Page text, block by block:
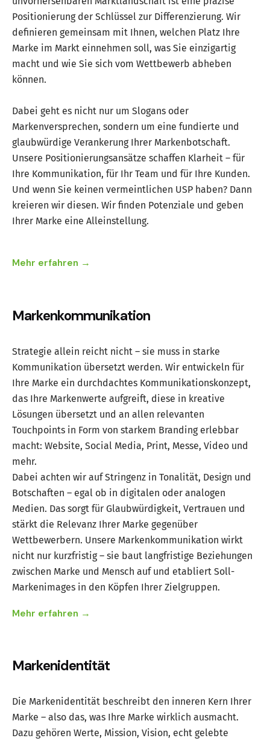
Positionierung der Schlüssel zur Differenzierung. Wir
definieren gemeinsam mit Ihnen, welchen Platz Ihre
Marke im Markt einnehmen soll, was Sie einzigartig
macht und wie Sie sich vom Wettbewerb abheben
können.
Dabei geht es nicht nur um Slogans oder
Markenversprechen, sondern um eine fundierte und
glaubwürdige Verankerung Ihrer Markenbotschaft.
Unsere Positionierungsansätze schaffen Klarheit – für
Ihre Kommunikation, für Ihr Team und für Ihre Kunden.
Und wenn Sie keinen vermeintlichen USP haben? Dann
kreieren wir diesen. Wir finden Potenziale und geben
Ihrer Marke eine Alleinstellung.
Mehr erfahren →
Markenkommunikation
Strategie allein reicht nicht – sie muss in starke
Kommunikation übersetzt werden. Wir entwickeln für
Ihre Marke ein durchdachtes Kommunikationskonzept,
das Ihre Markenwerte aufgreift, diese in kreative
Lösungen übersetzt und an allen relevanten
Touchpoints in Form von starkem Branding erlebbar
macht: Website, Social Media, Print, Messe, Video und
mehr.
Dabei achten wir auf Stringenz in Tonalität, Design und
Botschaften – egal ob in digitalen oder analogen
Medien. Das sorgt für Glaubwürdigkeit, Vertrauen und
stärkt die Relevanz Ihrer Marke gegenüber
Wettbewerbern. Unsere Markenkommunikation wirkt
nicht nur kurzfristig – sie baut langfristige Beziehungen
zwischen Marke und Mensch auf und etabliert Soll-
Markenimages in den Köpfen Ihrer Zielgruppen.
Mehr erfahren →
Markenidentität
Die Markenidentität beschreibt den inneren Kern Ihrer
Marke – also das, was Ihre Marke wirklich ausmacht.
Dazu gehören Werte, Mission, Vision, echt gelebte